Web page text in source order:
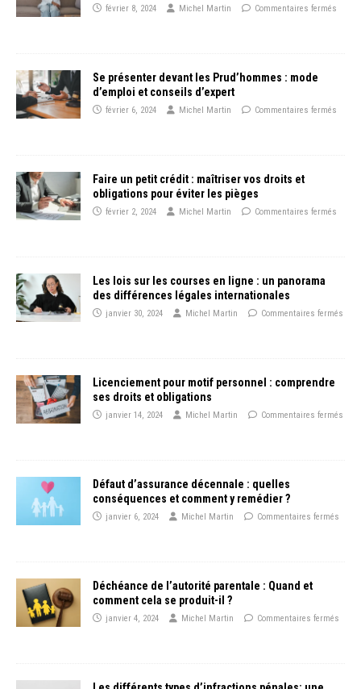
février 8, 2024 Michel Martin Commentaires fermés
Se présenter devant les Prud’hommes : mode
d’emploi et conseils d’expert
février 6, 2024 Michel Martin Commentaires fermés
Faire un petit crédit : maîtriser vos droits et
obligations pour éviter les pièges
février 2, 2024 Michel Martin Commentaires fermés
Les lois sur les courses en ligne : un panorama
des différences légales internationales
janvier 30, 2024 Michel Martin Commentaires fermés
Licenciement pour motif personnel : comprendre
ses droits et obligations
janvier 14, 2024 Michel Martin Commentaires fermés
Défaut d’assurance décennale : quelles
conséquences et comment y remédier ?
janvier 6, 2024 Michel Martin Commentaires fermés
Déchéance de l’autorité parentale : Quand et
comment cela se produit-il ?
janvier 4, 2024 Michel Martin Commentaires fermés